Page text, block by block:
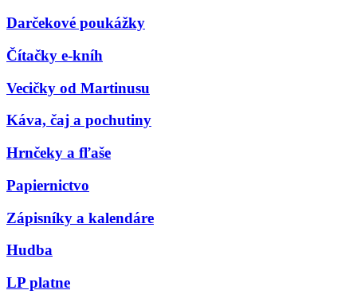
Darčekové poukážky
Čítačky e-kníh
Vecičky od Martinusu
Káva, čaj a pochutiny
Hrnčeky a fľaše
Papiernictvo
Zápisníky a kalendáre
Hudba
LP platne